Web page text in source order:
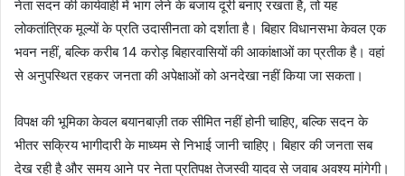
नेता सदन की कार्यवाही में भाग लेने के बजाय दूरी बनाए रखता है, तो यह
लोकतांत्रिक मूल्यों के प्रति उदासीनता को दर्शाता है। बिहार विधानसभा केवल एक
भवन नहीं, बल्कि करीब 14 करोड़ बिहारवासियों की आकांक्षाओं का प्रतीक है। वहां
से अनुपस्थित रहकर जनता की अपेक्षाओं को अनदेखा नहीं किया जा सकता।
विपक्ष की भूमिका केवल बयानबाज़ी तक सीमित नहीं होनी चाहिए, बल्कि सदन के
भीतर सक्रिय भागीदारी के माध्यम से निभाई जानी चाहिए। बिहार की जनता सब
देख रही है और समय आने पर नेता प्रतिपक्ष तेजस्वी यादव से जवाब अवश्य मांगेगी।